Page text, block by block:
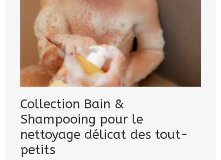
Collection Bain &
Shampooing pour le
nettoyage délicat des tout-
petits